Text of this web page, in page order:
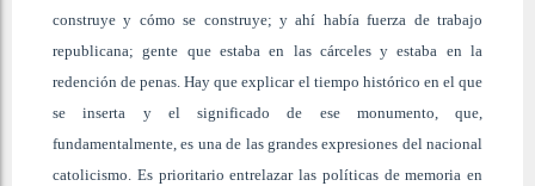
construye y cómo se construye; y ahí había fuerza de trabajo
republicana; gente que estaba en las cárceles y estaba en la
redención de penas. Hay que explicar el tiempo histórico en el que
se inserta y el significado de ese monumento, que,
fundamentalmente, es una de las grandes expresiones del nacional
catolicismo. Es prioritario entrelazar las políticas de memoria en